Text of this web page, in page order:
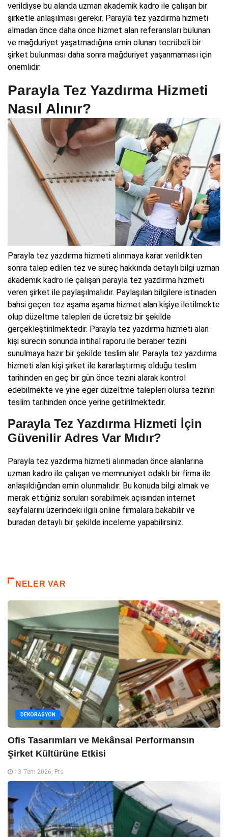
verildiyse bu alanda uzman akademik kadro ile çalışan bir
şirketle anlaşılması gerekir. Parayla tez yazdırma hizmeti
almadan önce daha önce hizmet alan referansları bulunan
ve mağduriyet yaşatmadığına emin olunan tecrübeli bir
şirket bulunması daha sonra mağduriyet yaşanmaması için
önemlidir.
Parayla Tez Yazdırma Hizmeti
Nasıl Alınır?
Parayla tez yazdırma hizmeti alınmaya karar verildikten
sonra talep edilen tez ve süreç hakkında detaylı bilgi uzman
akademik kadro ile çalışan parayla tez yazdırma hizmeti
veren şirket ile paylaşılmalıdır. Paylaşılan bilgilere istinaden
bahsi geçen tez aşama aşama hizmet alan kişiye iletilmekte
olup düzeltme talepleri de ücretsiz bir şekilde
gerçekleştirilmektedir. Parayla tez yazdırma hizmeti alan
kişi sürecin sonunda intihal raporu ile beraber tezini
sunulmaya hazır bir şekilde teslim alır. Parayla tez yazdırma
hizmeti alan kişi şirket ile kararlaştırmış olduğu teslim
tarihinden en geç bir gün önce tezini alarak kontrol
edebilmekte ve yine eğer düzeltme talepleri olursa tezinin
teslim tarihinden önce yerine getirilmektedir.
Parayla Tez Yazdırma Hizmeti İçin
Güvenilir Adres Var Mıdır?
Parayla tez yazdırma hizmeti alınmadan önce alanlarına
uzman kadro ile çalışan ve memnuniyet odaklı bir firma ile
anlaşıldığından emin olunmalıdır. Bu konuda bilgi almak ve
merak ettiğiniz soruları sorabilmek açısından internet
sayfalarını üzerindeki ilgili online firmalara bakabilir ve
buradan detaylı bir şekilde inceleme yapabilirsiniz.
NELER VAR
DEKORASYON
Ofis Tasarımları ve Mekânsal Performansın
Şirket Kültürüne Etkisi
13 Tem 2026, Pts